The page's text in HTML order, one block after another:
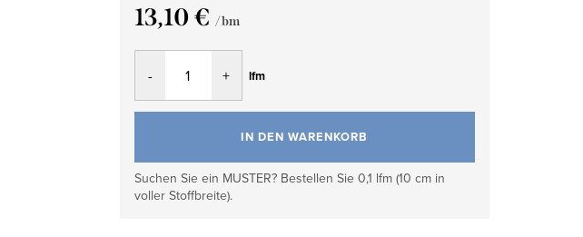
13,10 € / bm
Verkaufspreis:
lfm
IN DEN WARENKORB
Suchen Sie ein MUSTER? Bestellen Sie 0,1 lfm (10 cm in
voller Stoffbreite).